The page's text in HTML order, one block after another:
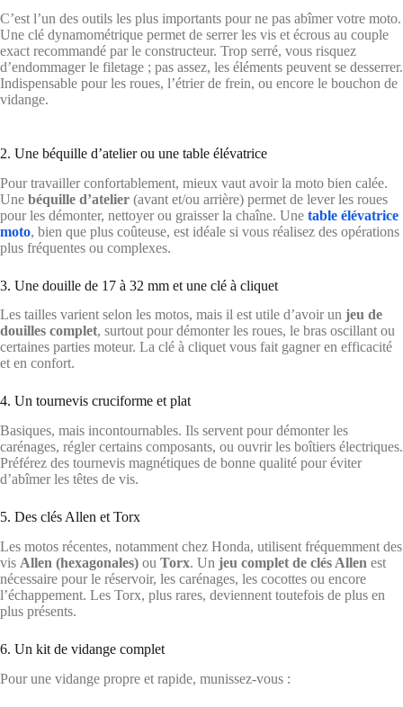
C’est l’un des outils les plus importants pour ne pas abîmer votre moto.
Une clé dynamométrique permet de serrer les vis et écrous au couple
exact recommandé par le constructeur. Trop serré, vous risquez
d’endommager le filetage ; pas assez, les éléments peuvent se desserrer.
Indispensable pour les roues, l’étrier de frein, ou encore le bouchon de
vidange.
2. Une béquille d’atelier ou une table élévatrice
Pour travailler confortablement, mieux vaut avoir la moto bien calée.
Une béquille d’atelier (avant et/ou arrière) permet de lever les roues
pour les démonter, nettoyer ou graisser la chaîne. Une table élévatrice
moto, bien que plus coûteuse, est idéale si vous réalisez des opérations
plus fréquentes ou complexes.
3. Une douille de 17 à 32 mm et une clé à cliquet
Les tailles varient selon les motos, mais il est utile d’avoir un jeu de
douilles complet, surtout pour démonter les roues, le bras oscillant ou
certaines parties moteur. La clé à cliquet vous fait gagner en efficacité
et en confort.
4. Un tournevis cruciforme et plat
Basiques, mais incontournables. Ils servent pour démonter les
carénages, régler certains composants, ou ouvrir les boîtiers électriques.
Préférez des tournevis magnétiques de bonne qualité pour éviter
d’abîmer les têtes de vis.
5. Des clés Allen et Torx
Les motos récentes, notamment chez Honda, utilisent fréquemment des
vis Allen (hexagonales) ou Torx. Un jeu complet de clés Allen est
nécessaire pour le réservoir, les carénages, les cocottes ou encore
l’échappement. Les Torx, plus rares, deviennent toutefois de plus en
plus présents.
6. Un kit de vidange complet
Pour une vidange propre et rapide, munissez-vous :